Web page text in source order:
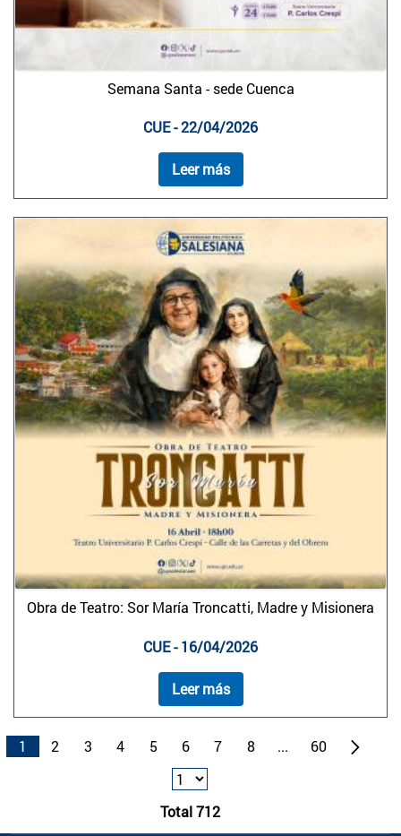
Semana Santa - sede Cuenca
CUE - 22/04/2026
Leer más
Obra de Teatro: Sor María Troncatti, Madre y Misionera
CUE - 16/04/2026
Leer más
1 2 3 4 5 6 7 8 ... 60
Total 712